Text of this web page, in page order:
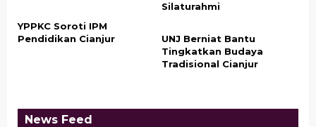
Silaturahmi
YPPKC Soroti IPM
Pendidikan Cianjur
UNJ Berniat Bantu
Tingkatkan Budaya
Tradisional Cianjur
News Feed